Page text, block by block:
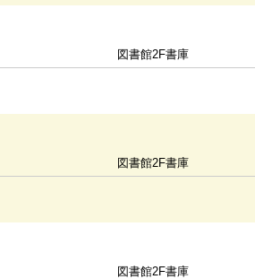
図書館2F書庫
図書館2F書庫
図書館2F書庫